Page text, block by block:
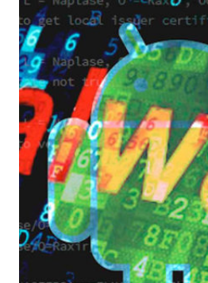
SPECIE
DALLE
ORIGINI
AI
GIORNI
NOSTRI